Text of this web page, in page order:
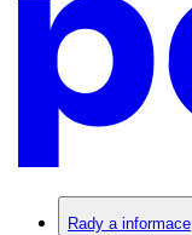
Rady a informace